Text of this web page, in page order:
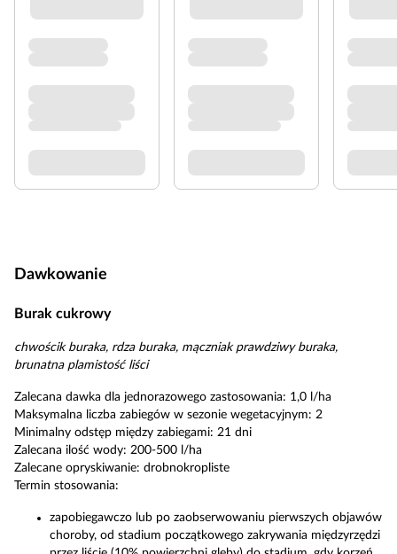
Dawkowanie
Burak cukrowy
chwościk buraka, rdza buraka, mączniak prawdziwy buraka,
brunatna plamistość liści
Zalecana dawka dla jednorazowego zastosowania: 1,0 l/ha
Maksymalna liczba zabiegów w sezonie wegetacyjnym: 2
Minimalny odstęp między zabiegami: 21 dni
Zalecana ilość wody: 200-500 l/ha
Zalecane opryskiwanie: drobnokropliste
Termin stosowania:
zapobiegawczo lub po zaobserwowaniu pierwszych objawów
choroby, od stadium początkowego zakrywania międzyrzędzi